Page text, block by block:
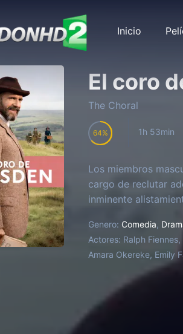
Inicio
El coro
The Choral
64 1h 53min
Los miembros
cargo de reclutar
inminente
Genero: Comedia,
Actores: Ralph
Amara Okereke, Emily